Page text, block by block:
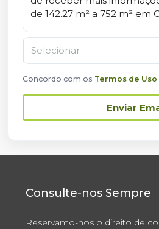
Selecionar
Concordo com os Termos de Uso
Enviar
Consulte-nos Sempre
Reservamo-nos o direito de